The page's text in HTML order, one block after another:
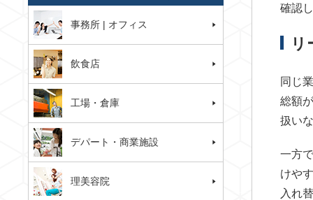
確認
リ
同じ
総額
扱い
一方
けや
入れ
事務所 | オフィス
飲食店
工場・倉庫
デパート・商業施設
理美容院